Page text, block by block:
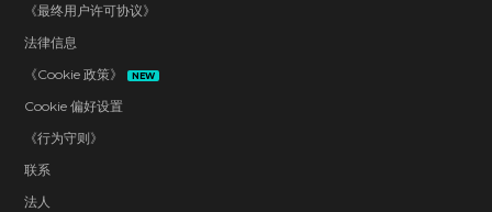
《最终用户许可协议》
法律信息
《Cookie 政策》
NEW
Cookie 偏好设置
《行为守则》
联系
法人